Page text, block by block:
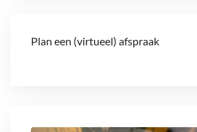
Plan een (virtueel) afspraak